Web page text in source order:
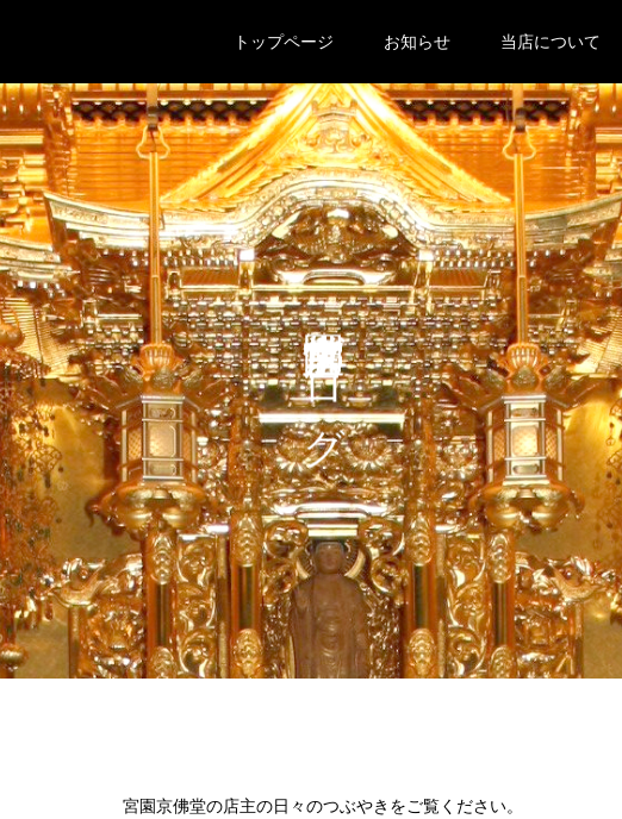
トップページ お知らせ 当店について
宮園京佛堂店主ブログ
宮園京佛堂の店主の日々のつぶやきをご覧ください。